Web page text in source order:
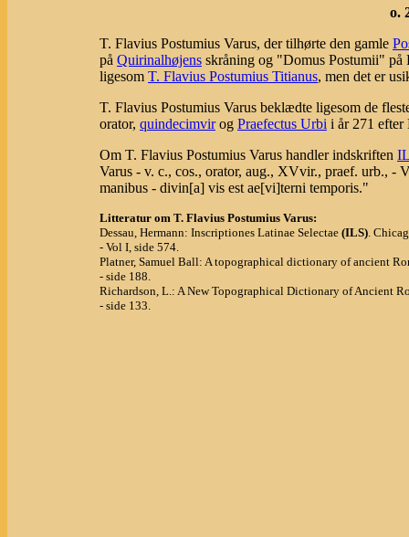
o.
T. Flavius Postumius Varus, der tilhørte den gamle
på Quirinalhøjens skråning og "Domus Postumii" på
ligesom T. Flavius Postumius Titianus, men det er
T. Flavius Postumius Varus beklædte ligesom de
orator, quindecimvirog Praefectus Urbi i år 271 efter
Om T. Flavius Postumius Varus handler indskriften
Varus - v. c., cos., orator, aug., XVvir., praef. urb., -
manibus - divin[a] vis est ae[vi]terni temporis."
Litteratur om T. Flavius Postumius Varus:
Dessau, Hermann: Inscriptiones Latinae Selectae (ILS).
- Vol I, side 574.
Platner, Samuel Ball: A topographical dictionary of ancient
- side 188.
Richardson, L.: A New Topographical Dictionary of Ancient
- side 133.